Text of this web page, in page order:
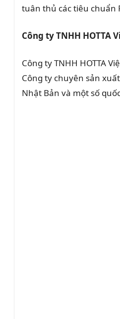
tuân thủ các tiêu chuẩn
Công ty TNHH HOTTA
Công ty TNHH HOTTA
Công ty chuyên sản
Nhật Bản và một số